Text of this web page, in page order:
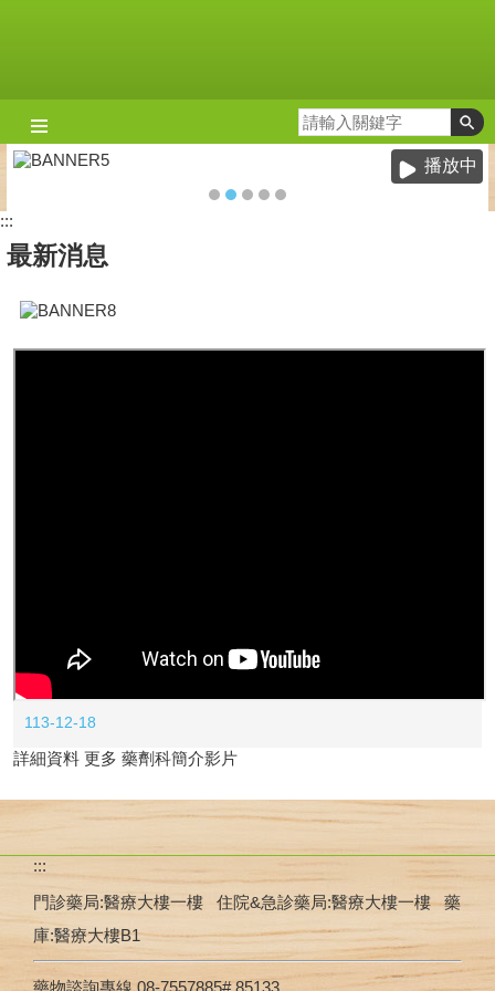
播放中
:::
最新消息
undefined
113-12-18
詳細資料 更多 藥劑科簡介影片
:::
門診藥局:醫療大樓一樓 住院&急診藥局:醫療大樓一樓 藥
庫:醫療大樓B1
藥物諮詢專線 08-7557885# 85133